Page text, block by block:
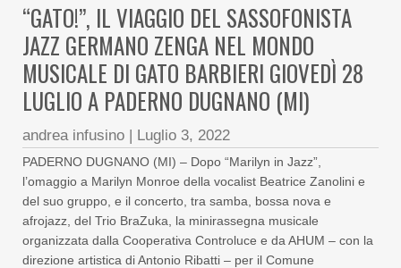
“GATO!”, IL VIAGGIO DEL SASSOFONISTA
JAZZ GERMANO ZENGA NEL MONDO
MUSICALE DI GATO BARBIERI GIOVEDÌ 28
LUGLIO A PADERNO DUGNANO (MI)
andrea infusino | Luglio 3, 2022
PADERNO DUGNANO (MI) – Dopo “Marilyn in Jazz”,
l’omaggio a Marilyn Monroe della vocalist Beatrice Zanolini e
del suo gruppo, e il concerto, tra samba, bossa nova e
afrojazz, del Trio BraZuka, la minirassegna musicale
organizzata dalla Cooperativa Controluce e da AHUM – con la
direzione artistica di Antonio Ribatti – per il Comune